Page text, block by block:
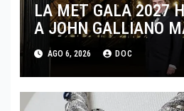
LA MET GALA 2027
A JOHN GALLIANO
REGRESO DEL REY DEL
DRAMATISMO
AGO 6, 2026 DOC